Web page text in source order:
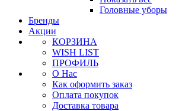
Головные уборы
Бренды
Акции
КОРЗИНА
WISH LIST
ПРОФИЛЬ
О Нас
Как оформить заказ
Оплата покупок
Доставка товара